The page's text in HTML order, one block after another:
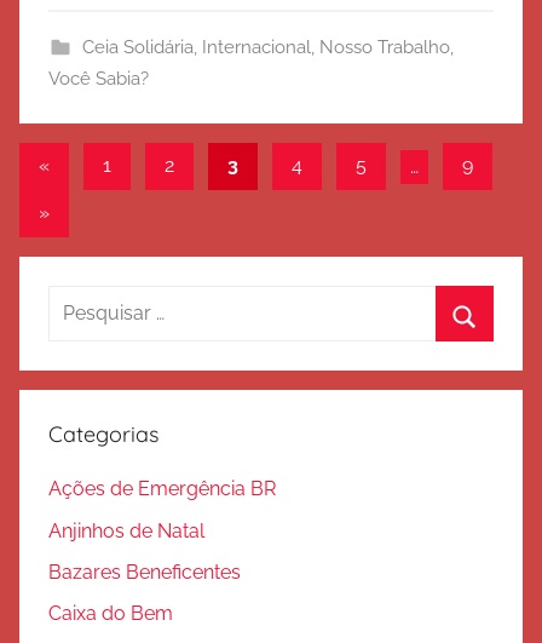
t
e
ã
Ceia Solidária, Internacional, Nosso Trabalho,
Você Sabia?
Paginação
de
posts
«Post
1 2 3 4 5 … 9
Post
»
Pesquisar
Categorias
Ações de Emergência BR
Anjinhos de Natal
Bazares Beneficentes
Caixa do Bem